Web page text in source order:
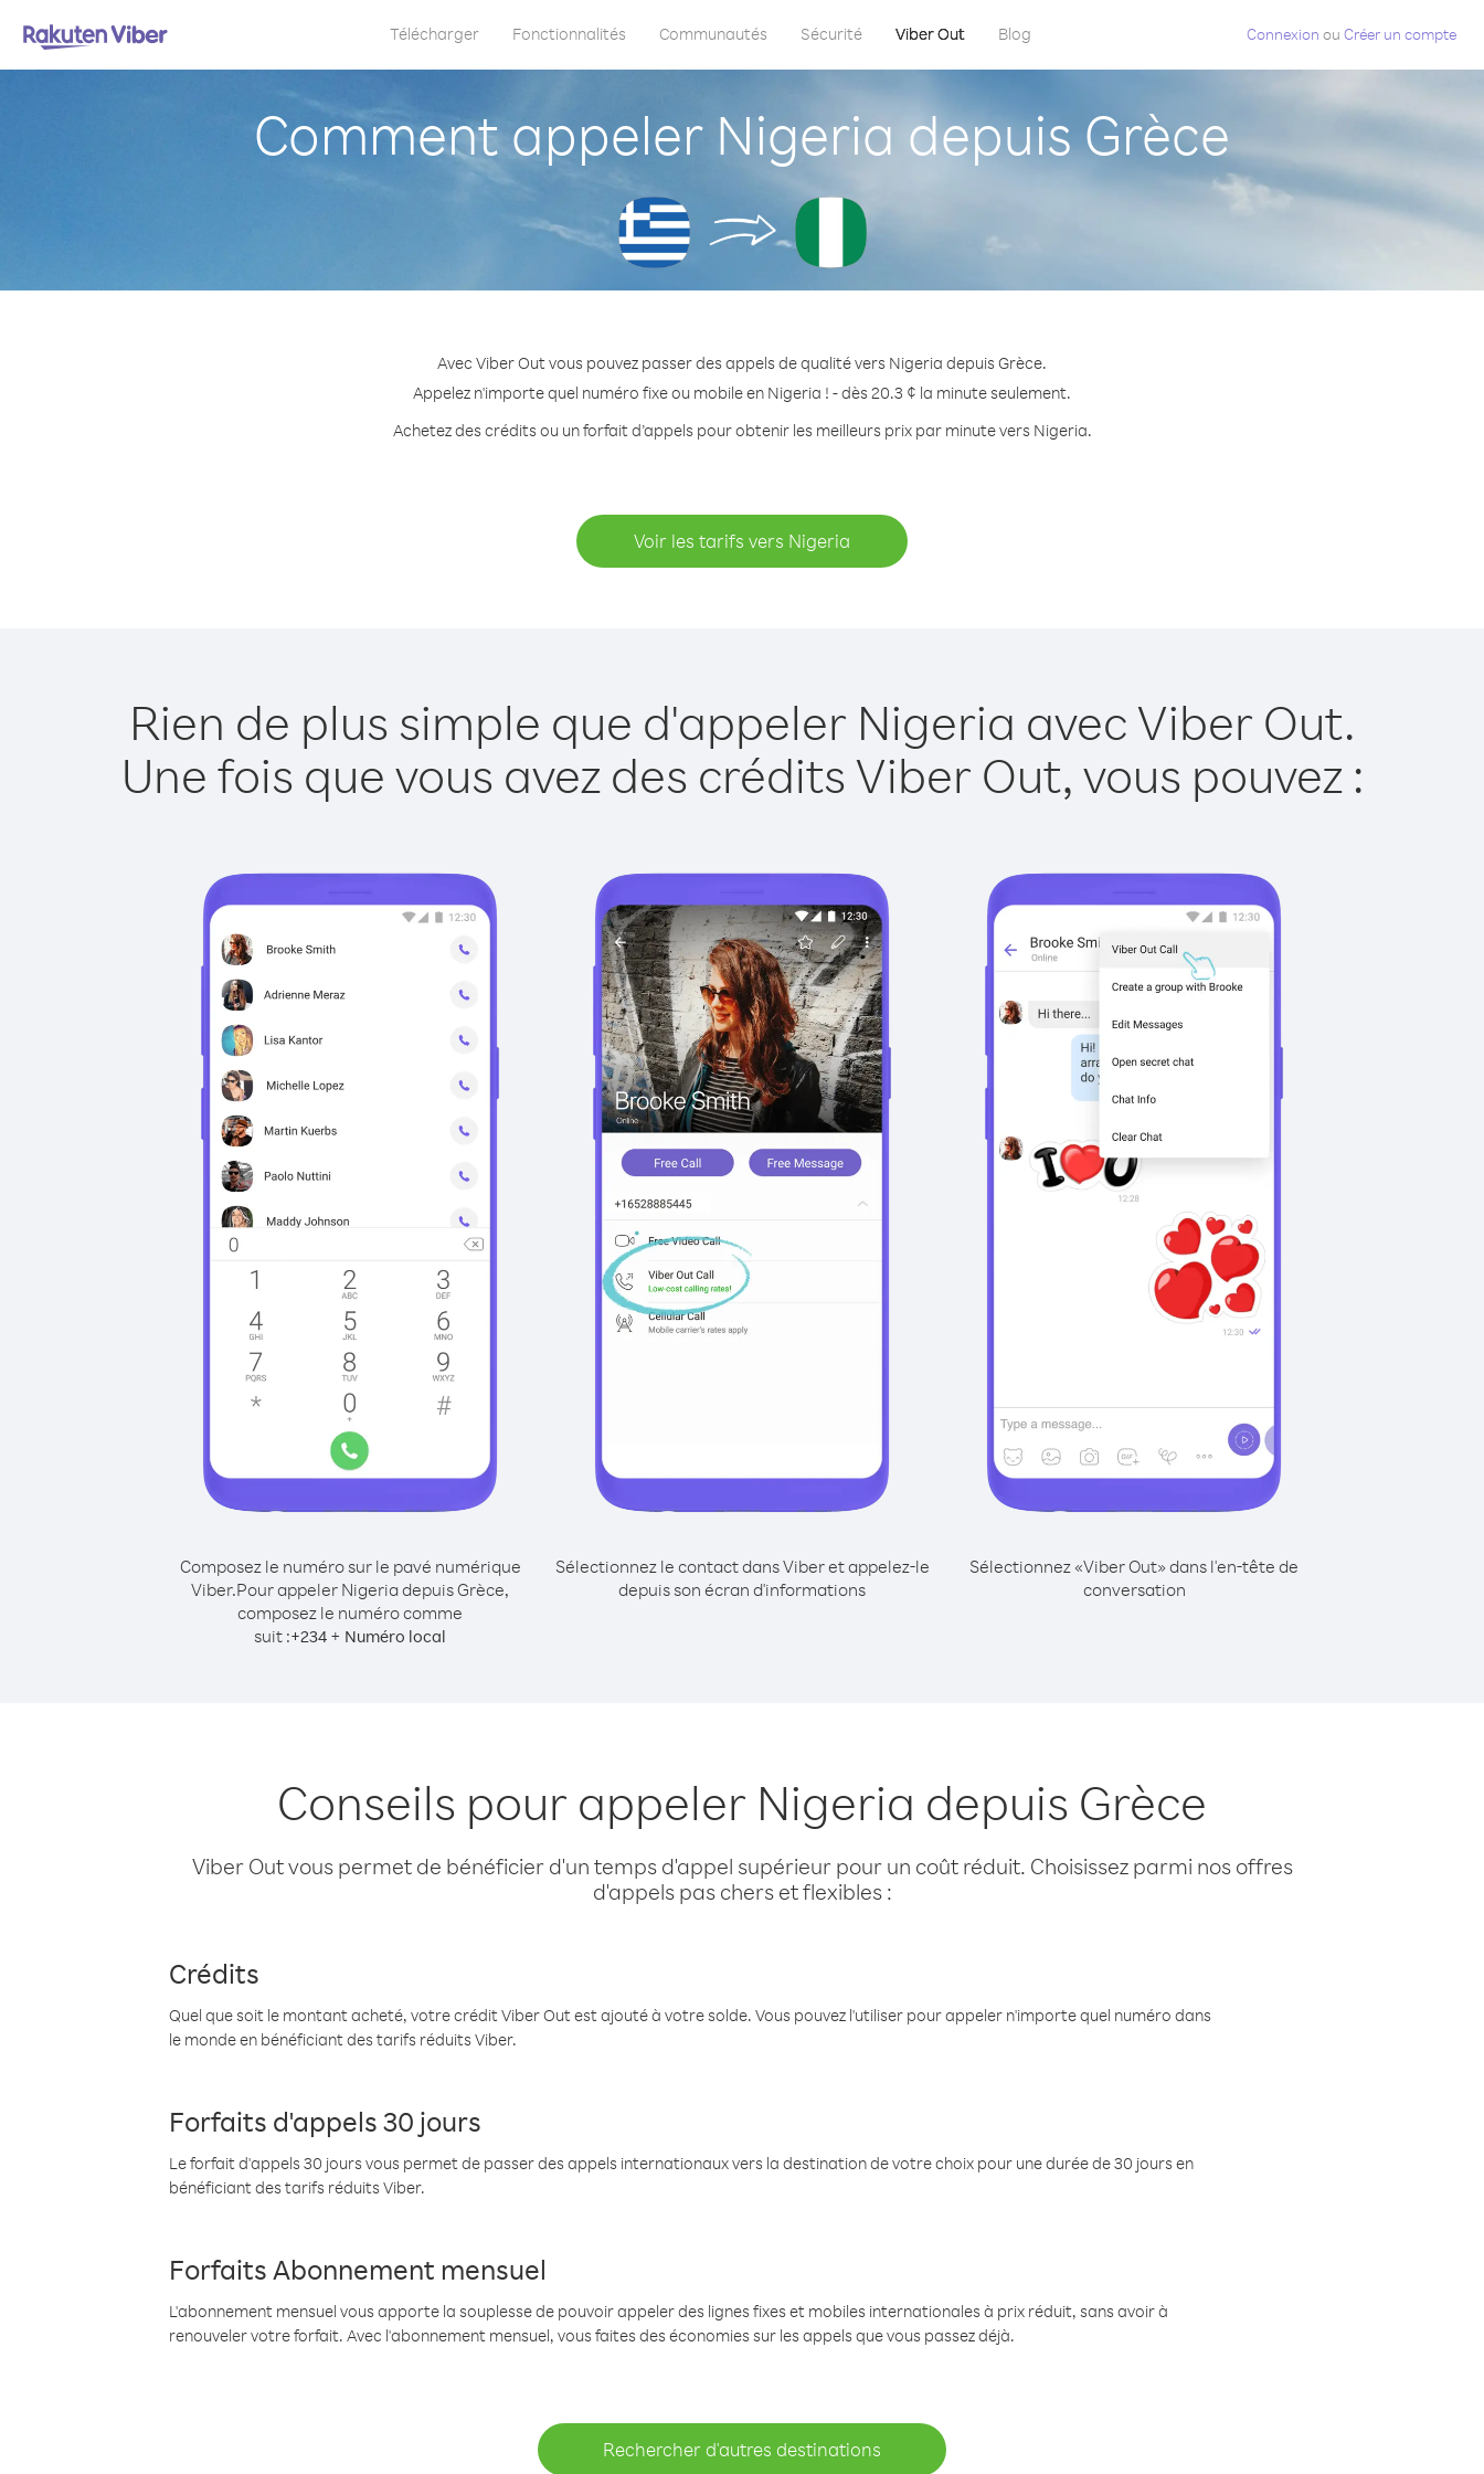
Télécharger Fonctionnalités Communautés Sécurité Viber Out Blog Connexion ou Créer un compte
Comment appeler Nigeria depuis Grèce
Avec Viber Out vous pouvez passer des appels de qualité vers Nigeria depuis Grèce.
Appelez n'importe quel numéro fixe ou mobile en Nigeria ! - dès 20.3 ¢ la minute seulement.
Achetez des crédits ou un forfait d’appels pour obtenir les meilleurs prix par minute vers Nigeria.
Voir les tarifs vers Nigeria
Rien de plus simple que d'appeler Nigeria avec Viber Out.
Une fois que vous avez des crédits Viber Out, vous pouvez :
Composez le numéro sur le pavé numérique
Viber.Pour appeler Nigeria depuis Grèce,
composez le numéro comme
suit :+234 + Numéro local
Sélectionnez le contact dans Viber et appelez-le
depuis son écran d'informations
Sélectionnez «Viber Out» dans l'en-tête de
conversation
Conseils pour appeler Nigeria depuis Grèce
Viber Out vous permet de bénéficier d'un temps d'appel supérieur pour un coût réduit. Choisissez parmi nos offres
d'appels pas chers et flexibles :
Crédits
Quel que soit le montant acheté, votre crédit Viber Out est ajouté à votre solde. Vous pouvez l'utiliser pour appeler n'importe quel numéro dans
le monde en bénéficiant des tarifs réduits Viber.
Forfaits d'appels 30 jours
Le forfait d'appels 30 jours vous permet de passer des appels internationaux vers la destination de votre choix pour une durée de 30 jours en
bénéficiant des tarifs réduits Viber.
Forfaits Abonnement mensuel
L'abonnement mensuel vous apporte la souplesse de pouvoir appeler des lignes fixes et mobiles internationales à prix réduit, sans avoir à
renouveler votre forfait. Avec l'abonnement mensuel, vous faites des économies sur les appels que vous passez déjà.
Rechercher d'autres destinations